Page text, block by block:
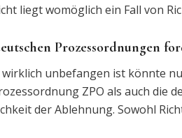
liegt womöglich ein Fall von
Prozessordnungen
unbefangen ist könnte
ZPO als auch die
der Ablehnung. Sowohl